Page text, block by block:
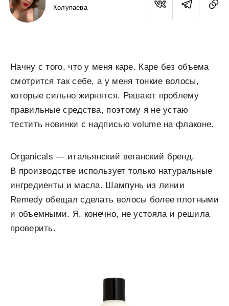
Колупаева
Начну с того, что у меня каре. Каре без объема
смотрится так себе, а у меня тонкие волосы,
которые сильно жирнятся. Решают проблему
правильные средства, поэтому я не устаю
тестить новинки с надписью volume на флаконе.
Organicals — итальянский веганский бренд.
В производстве использует только натуральные
ингредиенты и масла. Шампунь из линии
Remedy обещал сделать волосы более плотными
и объемными. Я, конечно, не устояла и решила
проверить.